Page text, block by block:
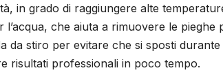
in grado di raggiungere alte
che aiuta a rimuovere le pieghe
da stiro per evitare che si sposti durante
risultati professionali in poco tempo.